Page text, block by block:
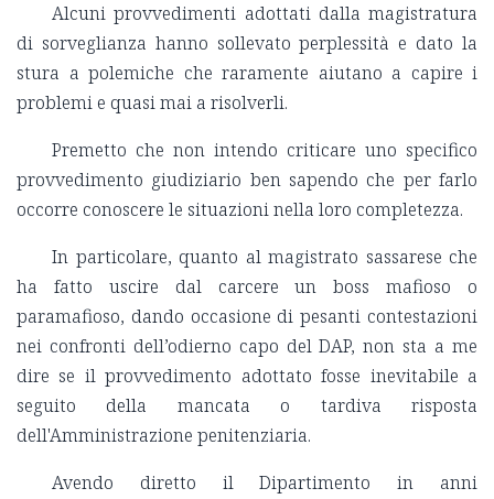
Alcuni provvedimenti adottati dalla magistratura
di sorveglianza hanno sollevato perplessità e dato la
stura a polemiche che raramente aiutano a capire i
problemi e quasi mai a risolverli.
Premetto che non intendo criticare uno specifico
provvedimento giudiziario ben sapendo che per farlo
occorre conoscere le situazioni nella loro completezza.
In particolare, quanto al magistrato sassarese che
ha fatto uscire dal carcere un boss mafioso o
paramafioso, dando occasione di pesanti contestazioni
nei confronti dell’odierno capo del DAP, non sta a me
dire se il provvedimento adottato fosse inevitabile a
seguito della mancata o tardiva risposta
dell'Amministrazione penitenziaria.
Avendo diretto il Dipartimento in anni